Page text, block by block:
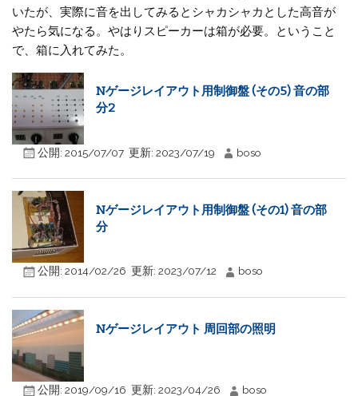
いたが、実際に音を出してみるとシャカシャカとした高音が
やたら気になる。やはりスピーカーは箱が必要。ということ
で、箱に入れてみた。
Nゲージレイアウト用制御盤 (その5) 音の部
分2
公開: 2015/07/07 更新: 2023/07/19 boso
Nゲージレイアウト用制御盤 (その1) 音の部
分
公開: 2014/02/26 更新: 2023/07/12 boso
Nゲージレイアウト 周回部の照明
公開: 2019/09/16 更新: 2023/04/26 boso